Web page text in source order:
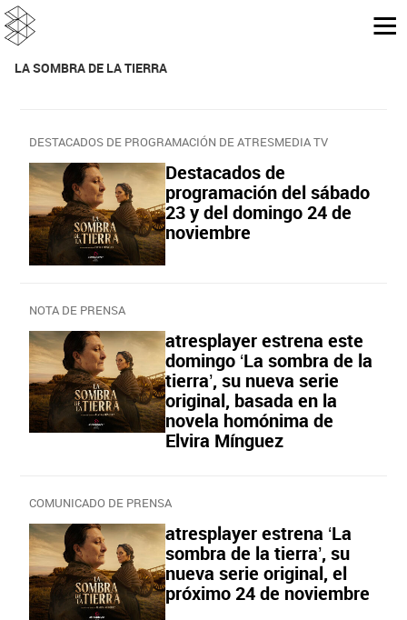
LA SOMBRA DE LA TIERRA
DESTACADOS DE PROGRAMACIÓN DE ATRESMEDIA TV
Destacados de
programación del sábado
23 y del domingo 24 de
noviembre
NOTA DE PRENSA
atresplayer estrena este
domingo ‘La sombra de la
tierra’, su nueva serie
original, basada en la
novela homónima de
Elvira Mínguez
COMUNICADO DE PRENSA
atresplayer estrena ‘La
sombra de la tierra’, su
nueva serie original, el
próximo 24 de noviembre